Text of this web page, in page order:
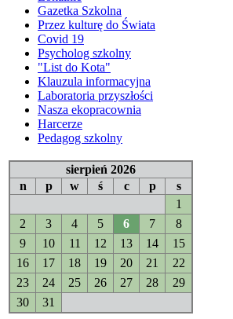
Gazetka Szkolna
Przez kulturę do Świata
Covid 19
Psycholog szkolny
"List do Kota"
Klauzula informacyjna
Laboratoria przyszłości
Nasza ekopracownia
Harcerze
Pedagog szkolny
sierpień 2026
n
p w ś c p
s
1
2
3 4 5 6 7
8
9
10 11 12 13 14
15
16
17 18 19 20 21
22
23
24 25 26 27 28
29
30
31